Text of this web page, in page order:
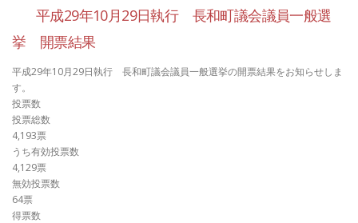
平成29年10月29日執行 長和町議会議員一般選
挙 開票結果
平成29年10月29日執行 長和町議会議員一般選挙の開票結果をお知らせしま
す。
投票数
投票総数
4,193票
うち有効投票数
4,129票
無効投票数
64票
得票数